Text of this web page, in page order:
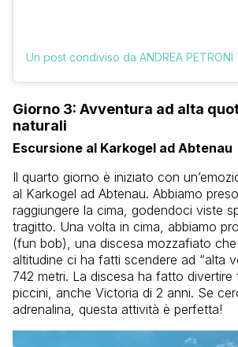
Giorno 3: Avventura ad alta
naturali
Escursione al Karkogel ad Abtenau
Il quarto giorno è iniziato con
al Karkogel ad Abtenau. Abbiamo
raggiungere la cima, godendoci viste
tragitto. Una volta in cima, abbiamo
(fun bob), una discesa mozzafiato che
altitudine ci ha fatti scendere ad “alta
742 metri. La discesa ha fatto divertire
piccini, anche Victoria di 2 anni. Se
adrenalina, questa attività è perfetta!